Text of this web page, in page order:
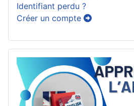
Identifiant perdu ?
Créer un compte